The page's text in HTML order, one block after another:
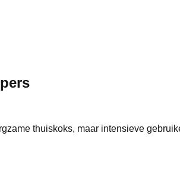
thuiskoks, maar intensieve